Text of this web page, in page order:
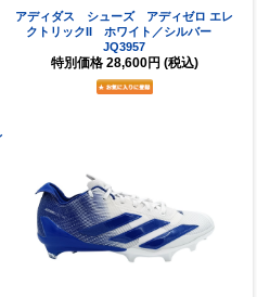
アディダス シューズ アディゼロ エレ
クトリックII ホワイト／シルバー
JQ3957
特別価格 28,600円 (税込)